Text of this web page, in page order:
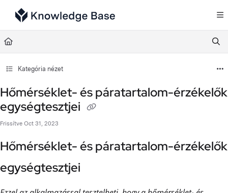
Documentation Index
Fetch the complete documentation index at:
Use this file to discover all available pages before exploring further.
Kategória nézet
Hőmérséklet- és páratartalom-érzékelők
egységtesztjei
Frissítve Oct 31, 2023
Hőmérséklet- és páratartalom-érzékelők
egységtesztjei